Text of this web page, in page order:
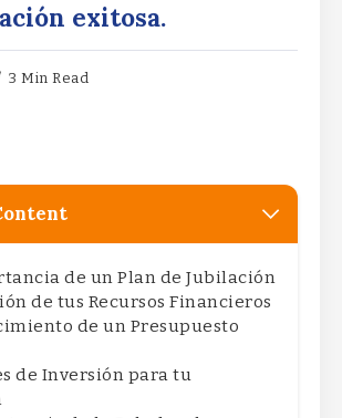
exitosa.
3 Min Read
de un Plan de Jubilación
de tus Recursos Financieros
de un Presupuesto
de Inversión para tu